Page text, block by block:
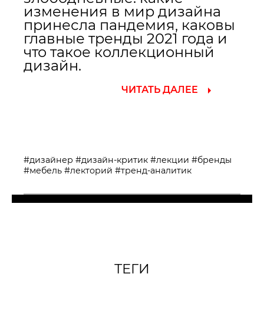
изменения в мир дизайна
принесла пандемия, каковы
главные тренды 2021 года и
что такое коллекционный
дизайн.
ЧИТАТЬ ДАЛЕЕ
#дизайнер #дизайн-критик #лекции #бренды
#мебель #лекторий #тренд-аналитик
ТЕГИ